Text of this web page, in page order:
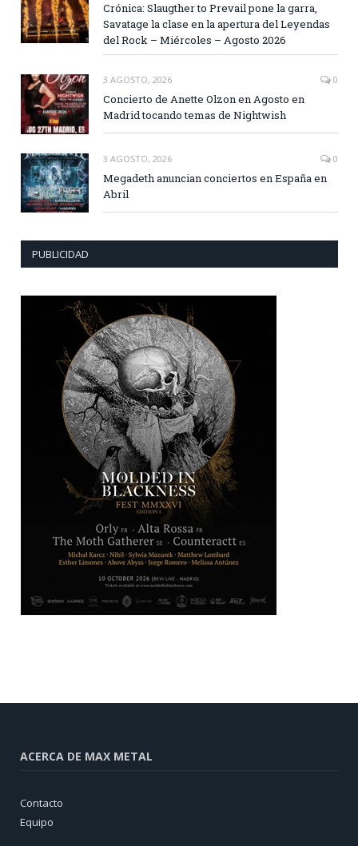
Crónica: Slaugther to Prevail pone la garra,
Savatage la clase en la apertura del Leyendas
del Rock – Miércoles – Agosto 2026
3 AGOSTO, 2026 0
Concierto de Anette Olzon en Agosto en
Madrid tocando temas de Nightwish
3 AGOSTO, 2026 0
Megadeth anuncian conciertos en España en
Abril
PUBLICIDAD
ACERCA DE MAX METAL
Contacto
Equipo